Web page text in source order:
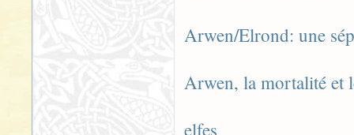
Arwen/Elrond: une
Arwen, la mortalité et
elfes